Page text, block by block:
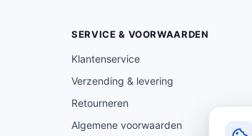
SERVICE & VOORWAARDEN
Klantenservice
Verzending & levering
Retourneren
Algemene voorwaarden